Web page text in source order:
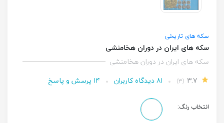
سکه های تاریخی
سکه های ایران در دوران هخامنشی
سکه های ایران در دوران هخامنشی
(۳) ۸۱ دیدگاه کاربران ۱۴ پرسش و پاسخ
انتخاب رنگ: